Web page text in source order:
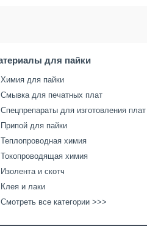
для пайки
Химия для пайки
Смывка для печатных плат
Спецпрепараты для изготовления плат
Припой для пайки
Теплопроводная химия
Токопроводящая химия
Изолента и скотч
Клея и лаки
Смотреть все категории >>>